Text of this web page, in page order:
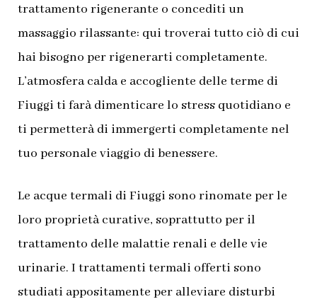
trattamento rigenerante o concediti un
massaggio rilassante: qui troverai tutto ciò di cui
hai bisogno per rigenerarti completamente.
L’atmosfera calda e accogliente delle terme di
Fiuggi ti farà dimenticare lo stress quotidiano e
ti permetterà di immergerti completamente nel
tuo personale viaggio di benessere.
Le acque termali di Fiuggi sono rinomate per le
loro proprietà curative, soprattutto per il
trattamento delle malattie renali e delle vie
urinarie. I trattamenti termali offerti sono
studiati appositamente per alleviare disturbi